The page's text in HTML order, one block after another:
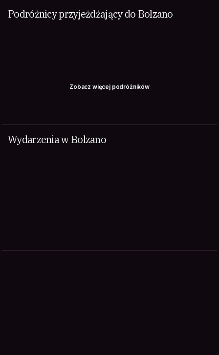
Podróżnicy przyjeżdżający do Bolzano
Zobacz więcej podróżników
Wydarzenia w Bolzano